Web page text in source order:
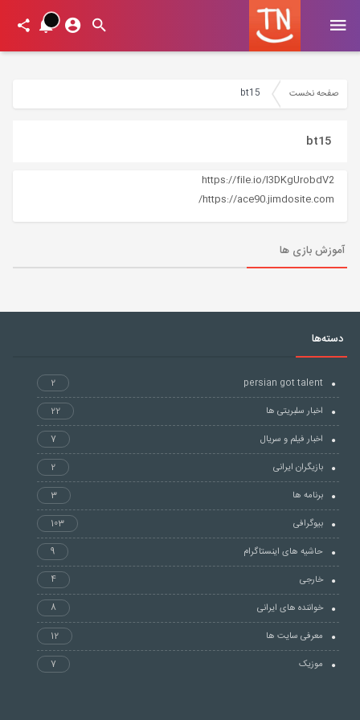
صفحه نخست bt15
bt15
https://file.io/I3DKgUrobdV2
https://ace90.jimdosite.com/
آموزش بازی ها
دسته‌ها
persian got talent
2
اخبار سلبریتی ها
22
اخبار فیلم و سریال
7
بازیگران ایرانی
2
برنامه ها
3
بیوگرافی
103
حاشیه های اینستاگرام
9
خارجی
4
خواننده های ایرانی
8
معرفی سایت ها
12
موزیک
7